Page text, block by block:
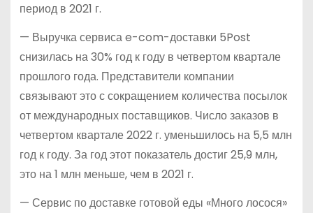
период в 2021 г.
— Выручка сервиса e-com-доставки 5Post
снизилась на 30% год к году в четвертом квартале
прошлого года. Представители компании
связывают это с сокращением количества посылок
от международных поставщиков. Число заказов в
четвертом квартале 2022 г. уменьшилось на 5,5 млн
год к году. За год этот показатель достиг 25,9 млн,
это на 1 млн меньше, чем в 2021 г.
— Сервис по доставке готовой еды «Много лосося»